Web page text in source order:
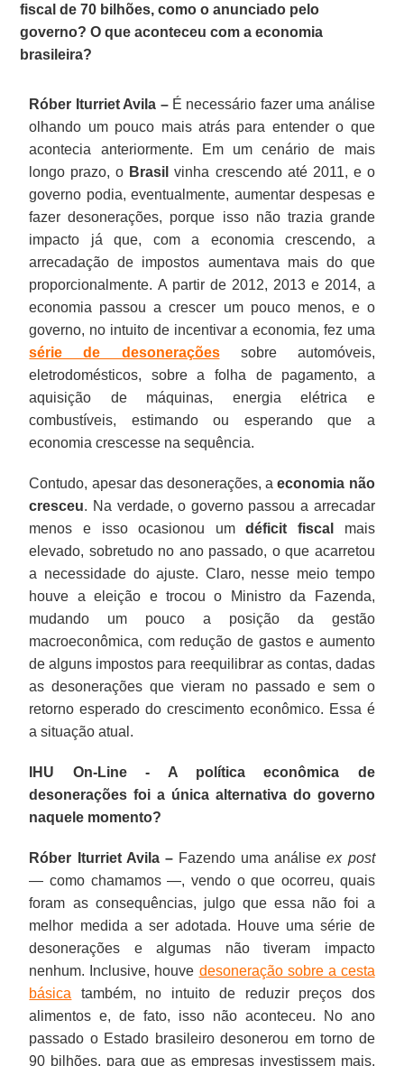
fiscal de 70 bilhões, como o anunciado pelo
governo? O que aconteceu com a economia
brasileira?
Róber Iturriet Avila –É necessário fazer uma análise
olhando um pouco mais atrás para entender o que
acontecia anteriormente. Em um cenário de mais
longo prazo, o Brasil vinha crescendo até 2011, e o
governo podia, eventualmente, aumentar despesas e
fazer desonerações, porque isso não trazia grande
impacto já que, com a economia crescendo, a
arrecadação de impostos aumentava mais do que
proporcionalmente. A partir de 2012, 2013 e 2014, a
economia passou a crescer um pouco menos, e o
governo, no intuito de incentivar a economia, fez uma
série de desoneraçõessobre automóveis,
eletrodomésticos, sobre a folha de pagamento, a
aquisição de máquinas, energia elétrica e
combustíveis, estimando ou esperando que a
economia crescesse na sequência.
Contudo, apesar das desonerações, aeconomia não
cresceu. Na verdade, o governo passou a arrecadar
menos e isso ocasionou umdéficit fiscal
mais
elevado, sobretudo no ano passado, o que acarretou
a necessidade do ajuste. Claro, nesse meio tempo
houve a eleição e trocou o Ministro da Fazenda,
mudando um pouco a posição da gestão
macroeconômica, com redução de gastos e aumento
de alguns impostos para reequilibrar as contas, dadas
as desonerações que vieram no passado e sem o
retorno esperado do crescimento econômico. Essa é
a situação atual.
IHU On-Line - A política econômica de
desonerações foi a única alternativa do governo
naquele momento?
Róber Iturriet Avila –Fazendo uma análiseex post
— como chamamos —, vendo o que ocorreu, quais
foram as consequências, julgo que essa não foi a
melhor medida a ser adotada. Houve uma série de
desonerações e algumas não tiveram impacto
nenhum. Inclusive, houve desoneração sobre a cesta
básica também, no intuito de reduzir preços dos
alimentos e, de fato, isso não aconteceu. No ano
passado o Estado brasileiro desonerou em torno de
90 bilhões, para que as empresas investissem mais,